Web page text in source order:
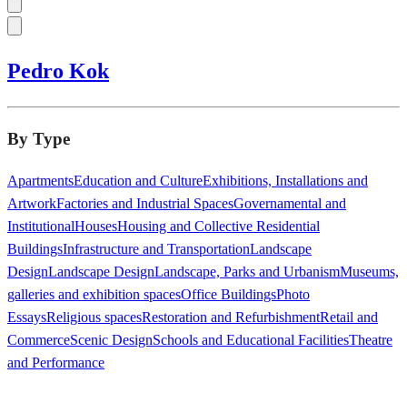
Pedro Kok
By Type
ApartmentsEducation and CultureExhibitions, Installations and
ArtworkFactories and Industrial SpacesGovernamental and
InstitutionalHousesHousing and Collective Residential
BuildingsInfrastructure and TransportationLandscape
DesignLandscape DesignLandscape, Parks and UrbanismMuseums,
galleries and exhibition spacesOffice BuildingsPhoto
EssaysReligious spacesRestoration and RefurbishmentRetail and
CommerceScenic DesignSchools and Educational FacilitiesTheatre
and Performance